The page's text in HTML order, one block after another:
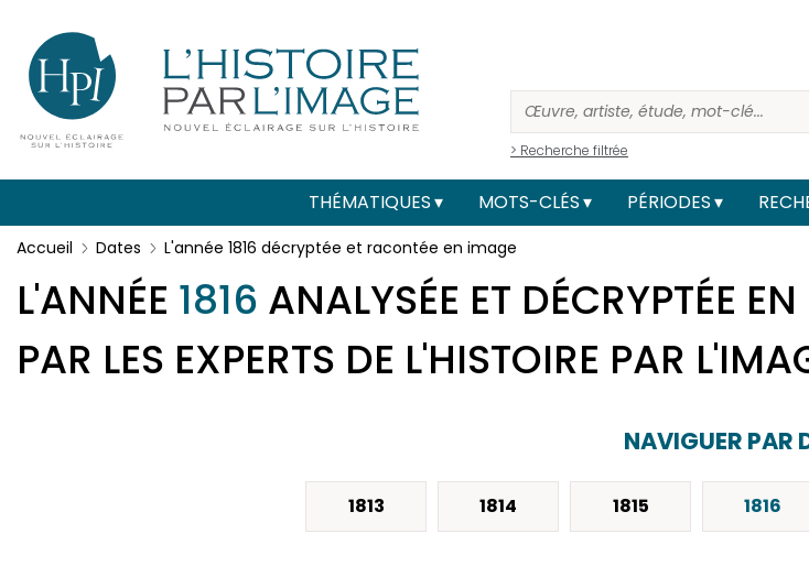
> Recherche filtrée
Menu
secondaire
(header)
Main
navigation
THÉMATIQUES MOTS-CLÉS PÉRIODES
Accueil Dates L'année 1816 décryptée et racontée en image
L'ANNÉE 1816 ANALYSÉE ET DÉCRYPTÉE
PAR LES EXPERTS DE L'HISTOIRE PAR
NAVIGUER PAR
1813 1814 1815 1816